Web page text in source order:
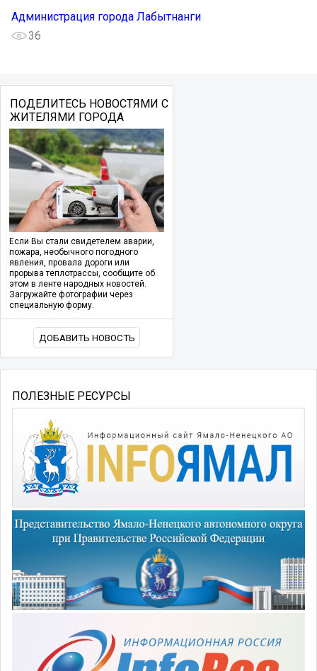
Администрация города Лабытнанги
36
ПОДЕЛИТЕСЬ НОВОСТЯМИ С
ЖИТЕЛЯМИ ГОРОДА
Если Вы стали свидетелем аварии,
пожара, необычного погодного
явления, провала дороги или
прорыва теплотрассы, сообщите об
этом в ленте народных новостей.
Загружайте фотографии через
специальную форму.
ДОБАВИТЬ НОВОСТЬ
ПОЛЕЗНЫЕ РЕСУРСЫ